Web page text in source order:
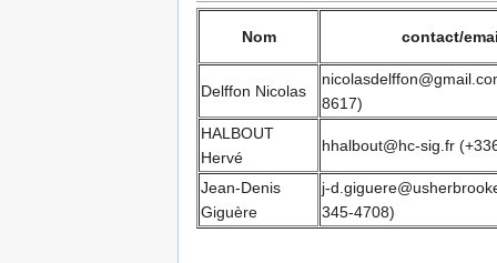
Nom contact/
Delffon Nicolas
8617)
HALBOUT
Hervé
hhalbout@hc-sig.fr
Jean-Denis
Giguère
j-
345-4708)